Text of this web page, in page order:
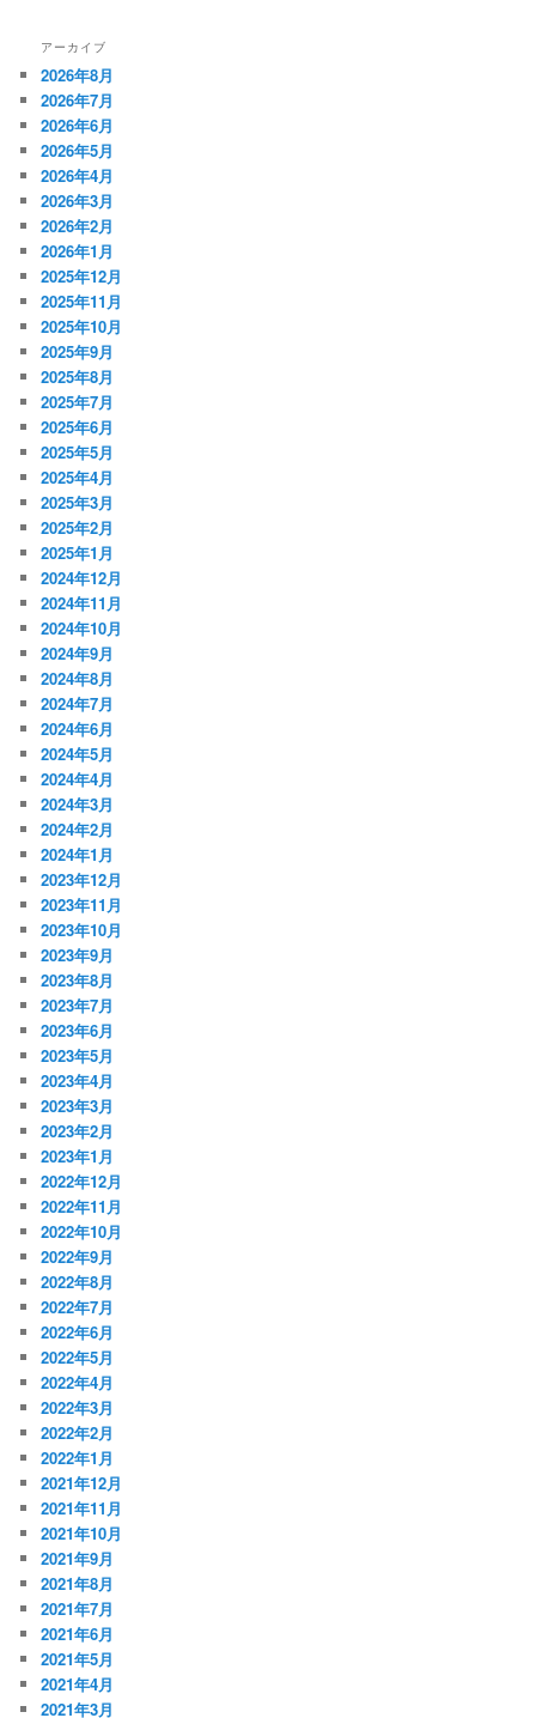
アーカイブ
2026年8月
2026年7月
2026年6月
2026年5月
2026年4月
2026年3月
2026年2月
2026年1月
2025年12月
2025年11月
2025年10月
2025年9月
2025年8月
2025年7月
2025年6月
2025年5月
2025年4月
2025年3月
2025年2月
2025年1月
2024年12月
2024年11月
2024年10月
2024年9月
2024年8月
2024年7月
2024年6月
2024年5月
2024年4月
2024年3月
2024年2月
2024年1月
2023年12月
2023年11月
2023年10月
2023年9月
2023年8月
2023年7月
2023年6月
2023年5月
2023年4月
2023年3月
2023年2月
2023年1月
2022年12月
2022年11月
2022年10月
2022年9月
2022年8月
2022年7月
2022年6月
2022年5月
2022年4月
2022年3月
2022年2月
2022年1月
2021年12月
2021年11月
2021年10月
2021年9月
2021年8月
2021年7月
2021年6月
2021年5月
2021年4月
2021年3月